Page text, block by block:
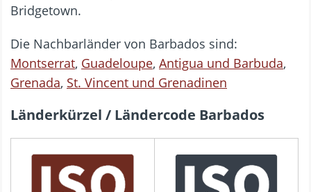
Bridgetown.
Die Nachbarländer von Barbados sind:
Montserrat, Guadeloupe, Antigua und Barbuda,
Grenada, St. Vincent und Grenadinen
Länderkürzel / Ländercode Barbados
3166 ALPHA-3
BRB
3166 ALPHA-2
BB